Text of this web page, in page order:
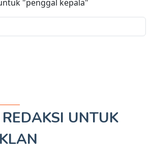
"penggal kepala"
UNTUK